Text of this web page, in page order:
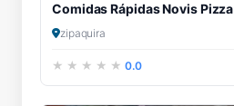
Comidas Rápidas Novis Pizza
zipaquira
0.0